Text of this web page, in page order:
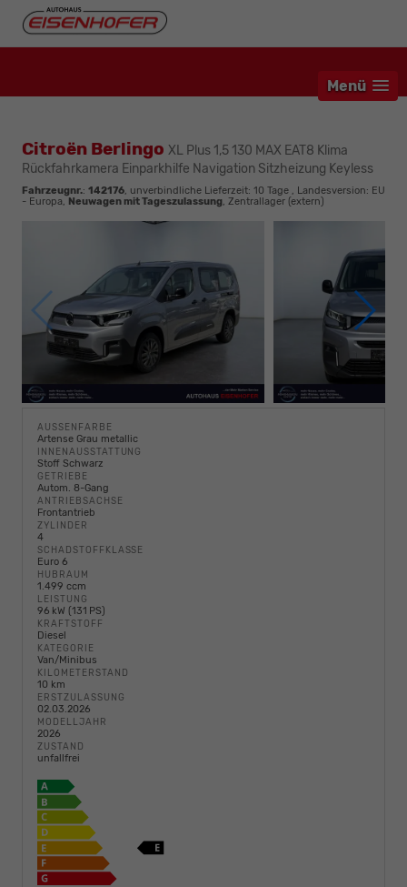
Menü
Citroën Berlingo XL Plus 1,5 130 MAX EAT8 Klima
Rückfahrkamera Einparkhilfe Navigation Sitzheizung Keyless
Fahrzeugnr.: 142176, unverbindliche Lieferzeit: 10 Tage , Landesversion: EU
- Europa, Neuwagen mit Tageszulassung, Zentrallager (extern)
AUSSENFARBE
Artense Grau metallic
INNENAUSSTATTUNG
Stoff Schwarz
GETRIEBE
Autom. 8-Gang
ANTRIEBSACHSE
Frontantrieb
ZYLINDER
4
SCHADSTOFFKLASSE
Euro 6
HUBRAUM
1.499 ccm
LEISTUNG
96 kW (131 PS)
KRAFTSTOFF
Diesel
KATEGORIE
Van/Minibus
KILOMETERSTAND
10 km
ERSTZULASSUNG
02.03.2026
MODELLJAHR
2026
ZUSTAND
unfallfrei